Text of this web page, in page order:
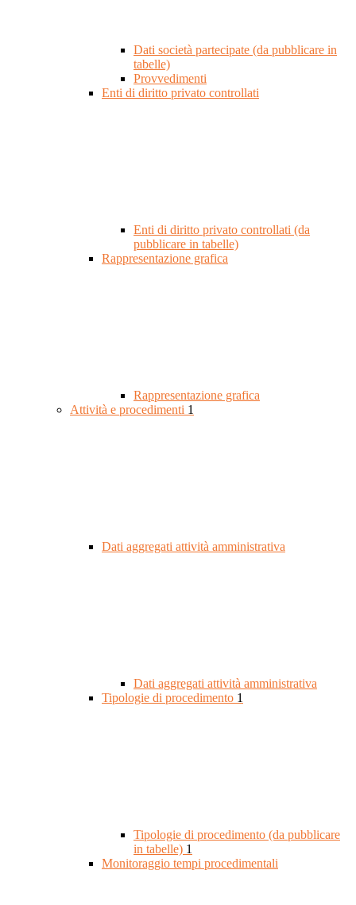
Dati società partecipate (da pubblicare in
tabelle)
Provvedimenti
Enti di diritto privato controllati
Enti di diritto privato controllati (da
pubblicare in tabelle)
Rappresentazione grafica
Rappresentazione grafica
Attività e procedimenti 1
Dati aggregati attività amministrativa
Dati aggregati attività amministrativa
Tipologie di procedimento 1
Tipologie di procedimento (da pubblicare
in tabelle) 1
Monitoraggio tempi procedimentali